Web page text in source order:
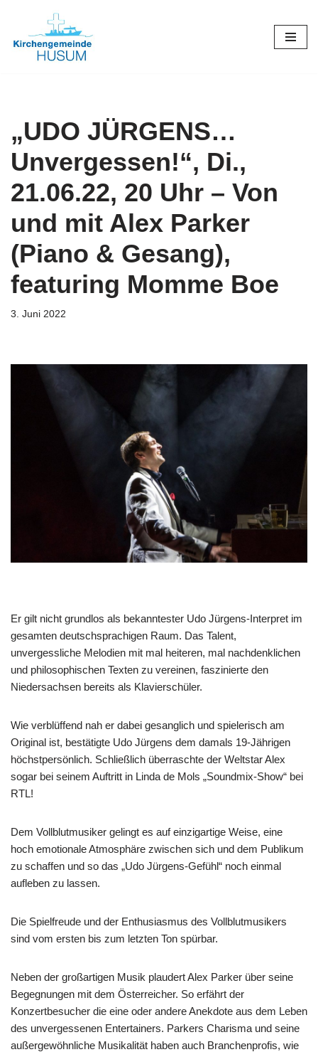
Zum
„UDO JÜRGENS…
Unvergessen!“, Di.,
21.06.22, 20 Uhr – Von
und mit Alex Parker
(Piano & Gesang),
featuring Momme Boe
3. Juni 2022
Er gilt nicht grundlos als bekanntester Udo Jürgens-Interpret im
gesamten deutschsprachigen Raum. Das Talent,
unvergessliche Melodien mit mal heiteren, mal nachdenklichen
und philosophischen Texten zu vereinen, faszinierte den
Niedersachsen bereits als Klavierschüler.
Wie verblüffend nah er dabei gesanglich und spielerisch am
Original ist, bestätigte Udo Jürgens dem damals 19-Jährigen
höchstpersönlich. Schließlich überraschte der Weltstar Alex
sogar bei seinem Auftritt in Linda de Mols „Soundmix-Show“ bei
RTL!
Dem Vollblutmusiker gelingt es auf einzigartige Weise, eine
hoch emotionale Atmosphäre zwischen sich und dem Publikum
zu schaffen und so das „Udo Jürgens-Gefühl“ noch einmal
aufleben zu lassen.
Die Spielfreude und der Enthusiasmus des Vollblutmusikers
sind vom ersten bis zum letzten Ton spürbar.
Neben der großartigen Musik plaudert Alex Parker über seine
Begegnungen mit dem Österreicher. So erfährt der
Konzertbesucher die eine oder andere Anekdote aus dem Leben
des unvergessenen Entertainers. Parkers Charisma und seine
außergewöhnliche Musikalität haben auch Branchenprofis, wie